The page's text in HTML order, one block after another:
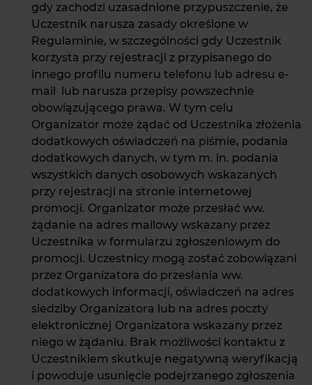
gdy zachodzi uzasadnione przypuszczenie, że
Uczestnik narusza zasady określone w
Regulaminie, w szczególności gdy Uczestnik
korzysta przy rejestracji z przypisanego do
innego profilu numeru telefonu lub adresu e-
mail lub narusza przepisy powszechnie
obowiązującego prawa. W tym celu
Organizator może żądać od Uczestnika złożenia
dodatkowych oświadczeń na piśmie, podania
dodatkowych danych, w tym m. in. podania
wszystkich danych osobowych wskazanych
przy rejestracji na stronie internetowej
promocji. Organizator może przesłać ww.
żądanie na adres mailowy wskazany przez
Uczestnika w formularzu zgłoszeniowym do
promocji. Uczestnicy mogą zostać zobowiązani
przez Organizatora do przesłania ww.
dodatkowych informacji, oświadczeń na adres
siedziby Organizatora lub na adres poczty
elektronicznej Organizatora wskazany przez
niego w żądaniu. Brak możliwości kontaktu z
Uczestnikiem skutkuje negatywną weryfikacją
i powoduje usunięcie podejrzanego zgłoszenia